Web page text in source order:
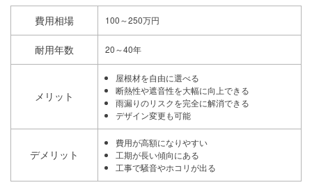
費用相場 100～250万円
耐用年数 20～40年
メリット
屋根材を自由に選べる
断熱性や遮音性を大幅に向上できる
雨漏りのリスクを完全に解消できる
デザイン変更も可能
デメリット
費用が高額になりやすい
工期が長い傾向にある
工事で騒音やホコリが出る